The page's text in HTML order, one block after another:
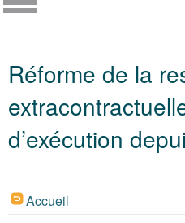
Réforme de la
d’exécution
Accueil